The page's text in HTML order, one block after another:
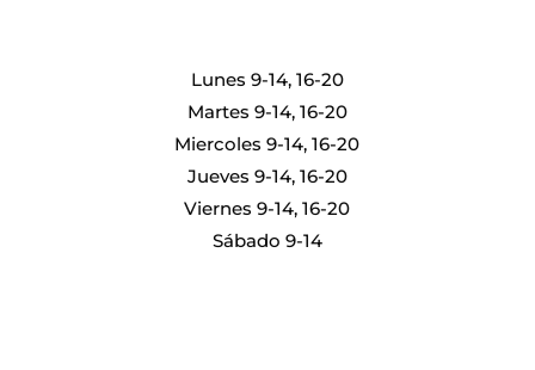
Lunes 9-14, 16-20
Martes 9-14, 16-20
Miercoles 9-14, 16-20
Jueves 9-14, 16-20
Viernes 9-14, 16-20
Sábado 9-14